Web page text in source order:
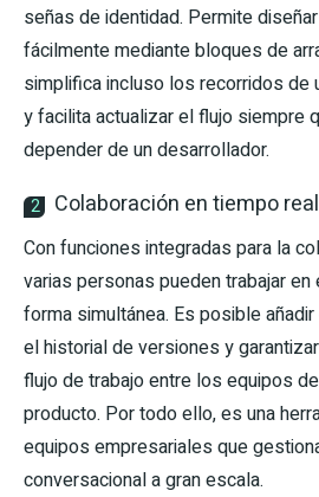
señas de identidad. Permite
fácilmente mediante bloques de
simplifica incluso los recorridos de
y facilita actualizar el flujo siempre
depender de un desarrollador.
2 Colaboración en tiempo real
Con funciones integradas para la
varias personas pueden trabajar
forma simultánea. Es posible
el historial de versiones y
flujo de trabajo entre los equipos
producto. Por todo ello, es una
equipos empresariales que
conversacional a gran escala.